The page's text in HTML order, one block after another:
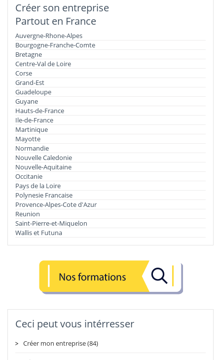
Créer son entreprise
Partout en France
Auvergne-Rhone-Alpes
Bourgogne-Franche-Comte
Bretagne
Centre-Val de Loire
Corse
Grand-Est
Guadeloupe
Guyane
Hauts-de-France
Ile-de-France
Martinique
Mayotte
Normandie
Nouvelle Caledonie
Nouvelle-Aquitaine
Occitanie
Pays de la Loire
Polynesie Francaise
Provence-Alpes-Cote d'Azur
Reunion
Saint-Pierre-et-Miquelon
Wallis et Futuna
Ceci peut vous intérresser
Créer mon entreprise (84)